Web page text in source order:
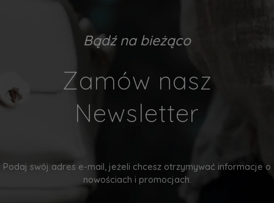
Bądź na bieżąco
Zamów nasz
Newsletter
Podaj swój adres e-mail, jeżeli chcesz otrzymywać informacje o
nowościach i promocjach.